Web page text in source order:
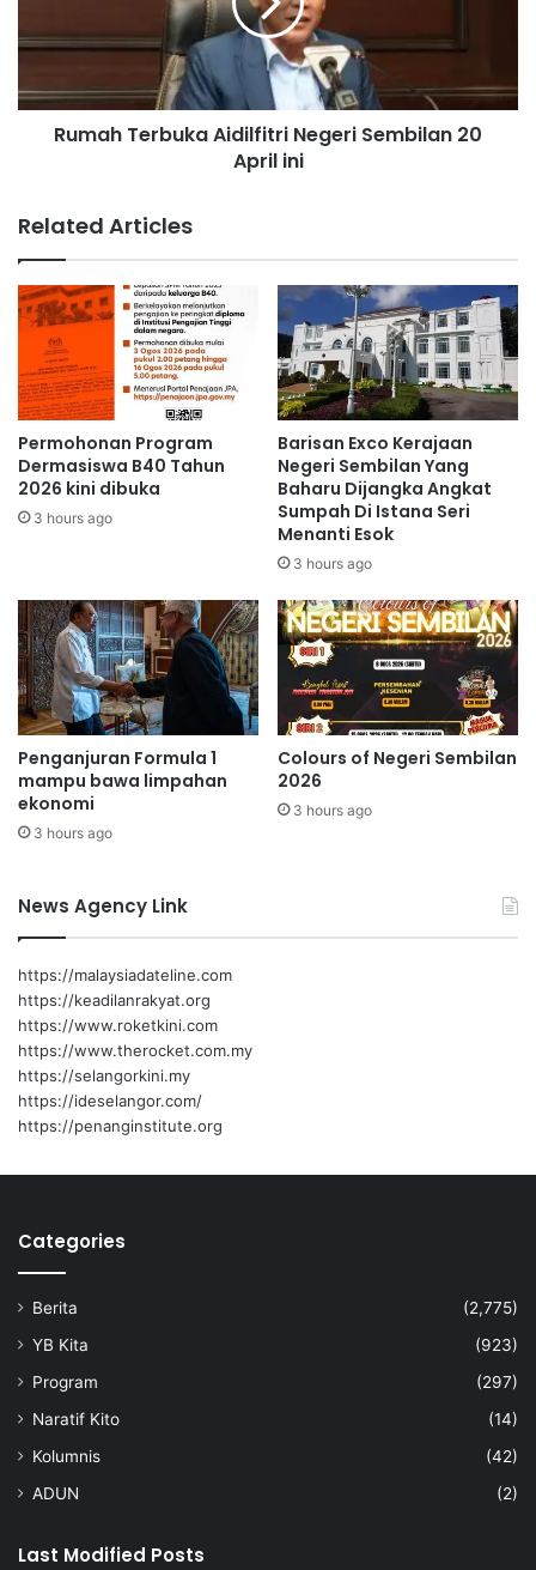
a
k
t
d
o
a
k
a
m
e
r
e
k
a
T
e
b
i
d
i
l
f
t
r
i
N
e
g
S
e
m
b
i
l
a
n
2
0
r
i
Rumah Terbuka Aidilfitri Negeri Sembilan 20
April ini
Related Articles
Permohonan Program
Dermasiswa B40 Tahun
2026 kini dibuka
3 hours ago
Barisan Exco Kerajaan
Negeri Sembilan Yang
Baharu Dijangka Angkat
Sumpah Di Istana Seri
Menanti Esok
3 hours ago
Penganjuran Formula 1
mampu bawa limpahan
ekonomi
3 hours ago
Colours of Negeri Sembilan
2026
3 hours ago
News Agency Link
https://malaysiadateline.com
https://keadilanrakyat.org
https://www.roketkini.com
https://www.therocket.com.my
https://selangorkini.my
https://ideselangor.com/
https://penanginstitute.org
Categories
Berita
(2,775)
YB Kita
(923)
Program
(297)
Naratif Kito
(14)
Kolumnis
(42)
ADUN
(2)
Last Modified Posts